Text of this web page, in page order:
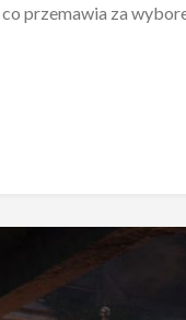
przemawia za